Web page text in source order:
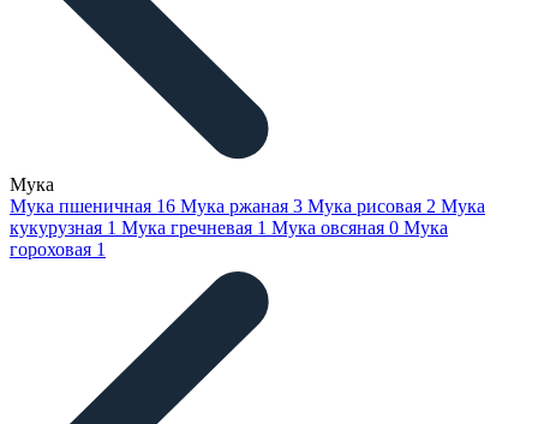
Мука
Мука пшеничная 16 Мука ржаная 3 Мука рисовая 2 Мука
кукурузная 1 Мука гречневая 1 Мука овсяная 0 Мука
гороховая 1